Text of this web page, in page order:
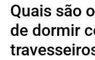
Quais são
de dormir